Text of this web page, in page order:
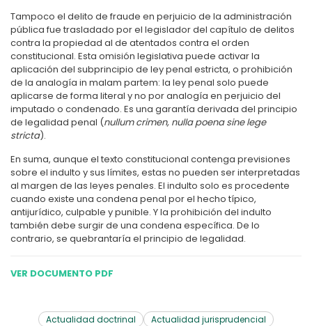
Tampoco el delito de fraude en perjuicio de la administración
pública fue trasladado por el legislador del capítulo de delitos
contra la propiedad al de atentados contra el orden
constitucional. Esta omisión legislativa puede activar la
aplicación del subprincipio de ley penal estricta, o prohibición
de la analogía in malam partem: la ley penal solo puede
aplicarse de forma literal y no por analogía en perjuicio del
imputado o condenado. Es una garantía derivada del principio
de legalidad penal (nullum crimen, nulla poena sine lege
stricta).
En suma, aunque el texto constitucional contenga previsiones
sobre el indulto y sus límites, estas no pueden ser interpretadas
al margen de las leyes penales. El indulto solo es procedente
cuando existe una condena penal por el hecho típico,
antijurídico, culpable y punible. Y la prohibición del indulto
también debe surgir de una condena específica. De lo
contrario, se quebrantaría el principio de legalidad.
VER DOCUMENTO PDF
Actualidad doctrinal
Actualidad jurisprudencial